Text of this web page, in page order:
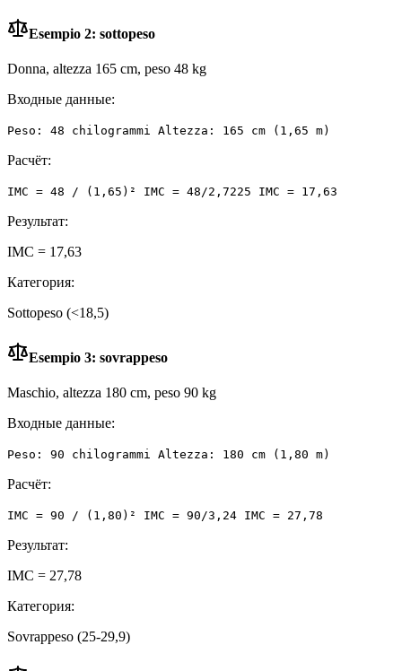
Esempio 2: sottopeso
Donna, altezza 165 cm, peso 48 kg
Входные данные:
Peso: 48 chilogrammi Altezza: 165 cm (1,65 m)
Расчёт:
IMC = 48 / (1,65)² IMC = 48/2,7225 IMC = 17,63
Результат:
IMC = 17,63
Категория:
Sottopeso (<18,5)
Esempio 3: sovrappeso
Maschio, altezza 180 cm, peso 90 kg
Входные данные:
Peso: 90 chilogrammi Altezza: 180 cm (1,80 m)
Расчёт:
IMC = 90 / (1,80)² IMC = 90/3,24 IMC = 27,78
Результат:
IMC = 27,78
Категория:
Sovrappeso (25-29,9)